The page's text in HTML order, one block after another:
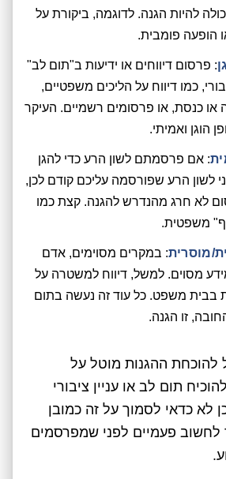
להיות הגנה. לדוגמה, ביקורת על
הופעה פומבית.
: פרסום דיווחים או ידיעות ב"תום לב"
כמו דיווח על הליכים משפטיים,
או כנסת, או פרסומים רשמיים. העיקר
הוגן ואמיתי.
: אם פרסמתם לשון הרע כדי להגן
לשון הרע שפורסמה עליכם קודם לכן,
לא חרג מהנדרש להגנה. קצת כמו
משפטית.
מוסרית: במקרים מסוימים, אדם
מסוים. למשל, דיווח למשטרה על
בבית משפט. כל עוד זה נעשה בתום
זו הגנה.
להוכחת ההגנות מוטל על
תום לב או עניין ציבורי
לא כדאי לסמוך על זה כמובן
לחשוב פעמיים לפני שמפרסמים